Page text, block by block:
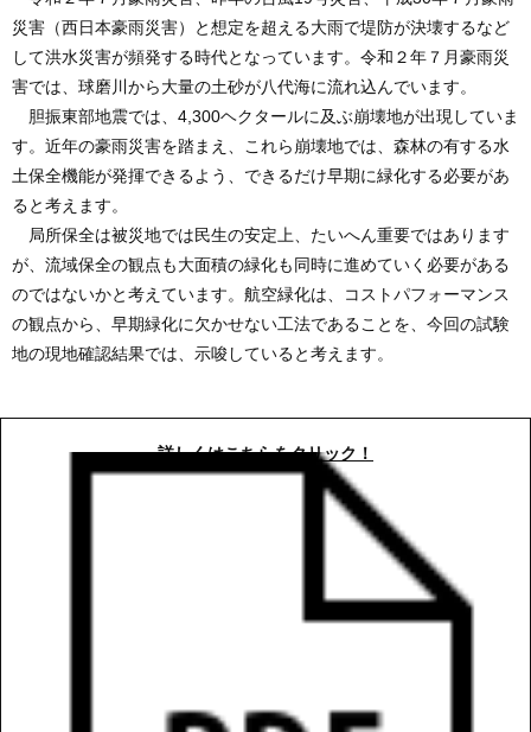
災害（西日本豪雨災害）と想定を超える大雨で堤防が決壊するなど
して洪水災害が頻発する時代となっています。令和２年７月豪雨災
害では、球磨川から大量の土砂が八代海に流れ込んでいます。
胆振東部地震では、4,300ヘクタールに及ぶ崩壊地が出現していま
す。近年の豪雨災害を踏まえ、これら崩壊地では、森林の有する水
土保全機能が発揮できるよう、できるだけ早期に緑化する必要があ
ると考えます。
局所保全は被災地では民生の安定上、たいへん重要ではあります
が、流域保全の観点も大面積の緑化も同時に進めていく必要がある
のではないかと考えています。航空緑化は、コストパフォーマンス
の観点から、早期緑化に欠かせない工法であることを、今回の試験
地の現地確認結果では、示唆していると考えます。
詳しくはこちらをクリック！